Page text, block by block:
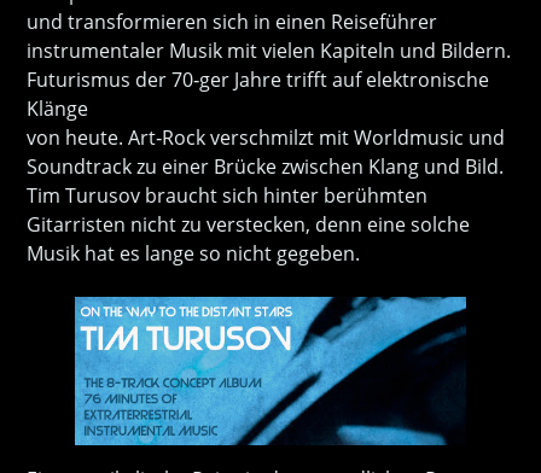
und transformieren sich in einen Reiseführer
instrumentaler Musik mit vielen Kapiteln und Bildern.
Futurismus der 70‐ger Jahre trifft auf elektronische
Klänge
von heute. Art‐Rock verschmilzt mit Worldmusic und
Soundtrack zu einer Brücke zwischen Klang und Bild.
Tim Turusov braucht sich hinter berühmten
Gitarristen nicht zu verstecken, denn eine solche
Musik hat es lange so nicht gegeben.